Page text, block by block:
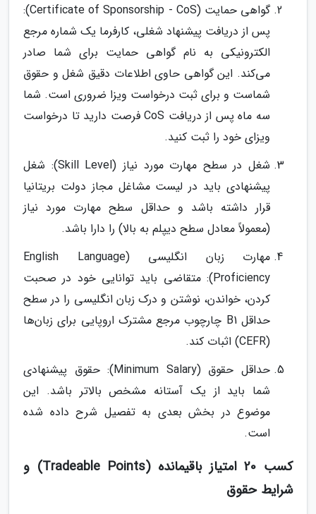
گواهی حمایت (Certificate of Sponsorship - CoS):
پس از دریافت پیشنهاد شغلی، کارفرما یک شماره مرجع
الکترونیکی به نام گواهی حمایت برای شما صادر
می‌کند. این گواهی حاوی اطلاعات دقیق شغل و حقوق
شماست و برای ثبت درخواست ویزا ضروری است. شما
سه ماه پس از دریافت CoS فرصت دارید تا درخواست
ویزای خود را ثبت کنید.
شغل در سطح مهارت مورد نیاز (Skill Level): شغل
پیشنهادی باید در لیست مشاغل مجاز دولت بریتانیا
قرار داشته باشد و حداقل سطح مهارت مورد نیاز
(معمولاً معادل سطح دیپلم به بالا) را دارا باشد.
مهارت زبان انگلیسی (English Language
Proficiency): متقاضی باید توانایی خود در صحبت
کردن، خواندن، نوشتن و درک زبان انگلیسی را در سطح
حداقل B1 چارچوب مرجع مشترک اروپایی برای زبان‌ها
(CEFR) اثبات کند.
حداقل حقوق (Minimum Salary): حقوق پیشنهادی
شما باید از یک آستانه مشخص بالاتر باشد. این
موضوع در بخش بعدی به تفصیل شرح داده شده
است.
کسب 20 امتیاز باقیمانده (Tradeable Points) و
شرایط حقوق